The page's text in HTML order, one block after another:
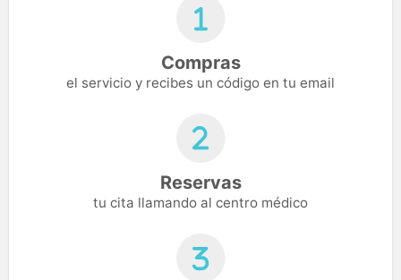
Compras
el servicio y recibes un código en tu email
Reservas
tu cita llamando al centro médico